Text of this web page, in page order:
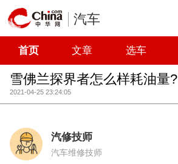
汽车
首页 文章 选车
雪佛兰探界者怎么样耗油量?
2021-04-25 23:24:05
汽修技师
汽车维修技师